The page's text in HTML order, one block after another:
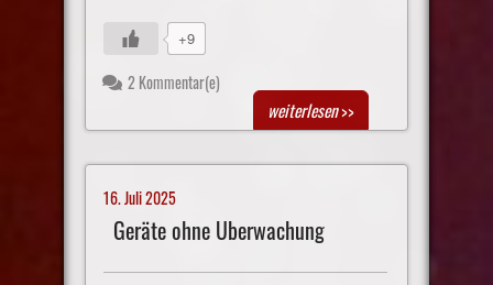
+9
2 Kommentar(e)
weiterlesen>>
16. Juli 2025
Geräte ohne Überwachung